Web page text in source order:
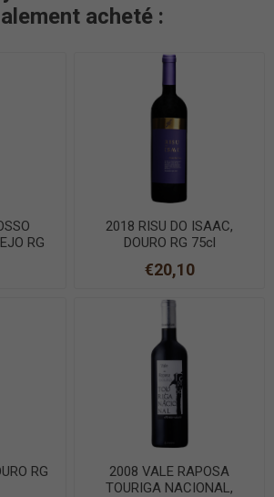
acheté :
RG
2018 RISU DO ISAAC,
DOURO RG 75cl
€20,10
RG
2008 VALE RAPOSA
TOURIGA NACIONAL,